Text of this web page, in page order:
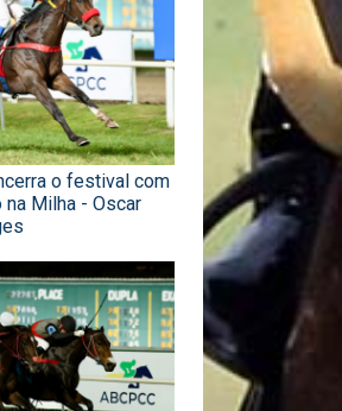
o festival com
Milha - Oscar